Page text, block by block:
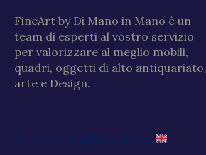
FineArt by Di Mano in Mano è un
team di esperti al vostro servizio
per valorizzare al meglio mobili,
quadri, oggetti di alto antiquariato,
arte e Design.
Go to the English website